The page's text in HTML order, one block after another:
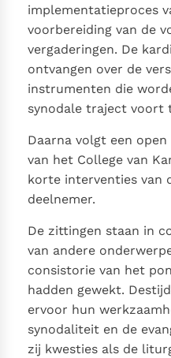
implementatieproces
voorbereiding van de
vergaderingen. De
ontvangen over de
instrumenten die
synodale traject voort
Daarna volgt een
van het College van
korte interventies van
deelnemer.
De zittingen staan in
van andere
consistorie van het
hadden gewekt.
ervoor hun
synodaliteit en de
zij kwesties als de